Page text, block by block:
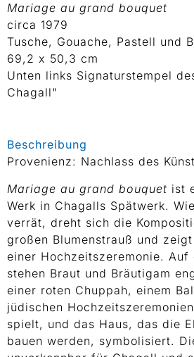
Mariage au grand bouquet
circa 1979
Tusche, Gouache, Pastell und
69,2 x 50,3 cm
Unten links Signaturstempel
Chagall"
Beschreibung
Provenienz: Nachlass des
Mariage au grand bouquet ist
Werk in Chagalls Spätwerk.
verrät, dreht sich die
großen Blumenstrauß und
einer Hochzeitszeremonie. Auf
stehen Braut und Bräutigam
einer roten Chuppah, einem
jüdischen
spielt, und das Haus, das die
bauen werden, symbolisiert.